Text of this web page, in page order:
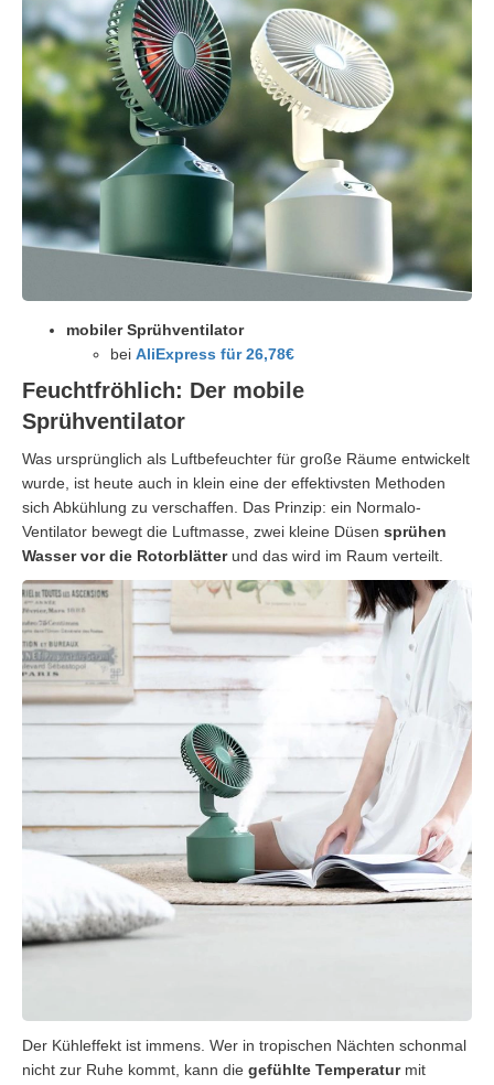
mobiler Sprühventilator
bei AliExpress für 26,78€
Feuchtfröhlich: Der mobile
Sprühventilator
Was ursprünglich als Luftbefeuchter für große Räume entwickelt
wurde, ist heute auch in klein eine der effektivsten Methoden
sich Abkühlung zu verschaffen. Das Prinzip: ein Normalo-
Ventilator bewegt die Luftmasse, zwei kleine Düsen sprühen
Wasser vor die Rotorblätterund das wird im Raum verteilt.
Der Kühleffekt ist immens. Wer in tropischen Nächten schonmal
nicht zur Ruhe kommt, kann die gefühlte Temperaturmit